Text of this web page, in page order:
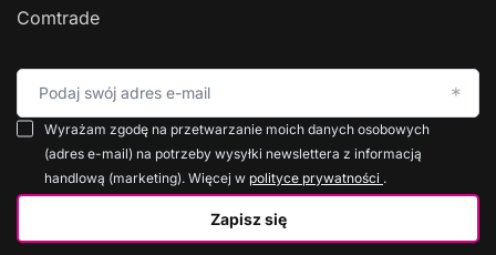
Comtrade
Podaj swój adres e-mail
Zapisz się
Wyrażam zgodę na przetwarzanie moich danych osobowych
(adres e-mail) na potrzeby wysyłki newslettera z informacją
handlową (marketing). Więcej w polityce prywatności .